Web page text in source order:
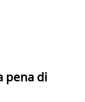
pena di